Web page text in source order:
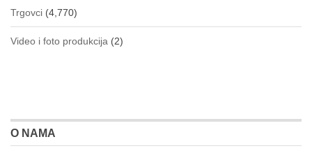
Trgovci (4,770)
Video i foto produkcija (2)
O NAMA